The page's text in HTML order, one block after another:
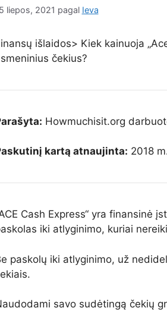
liepos, 2021 pagal Ieva
išlaidos> Kiek kainuoja
čekius?
Howmuchisit.org
kartą atnaujinta: 2018
Cash Express“ yra finansinė
iki atlyginimo, kuriai
paskolų iki atlyginimo, už
savo sudėtingą čekių